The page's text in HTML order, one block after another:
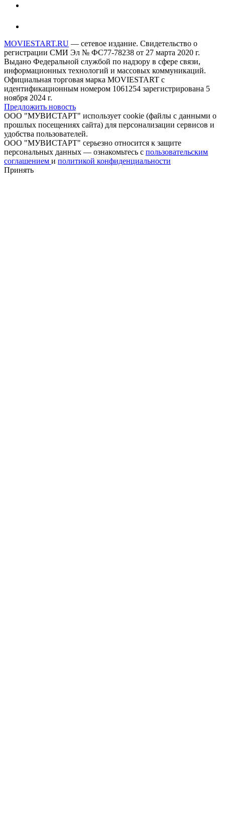
MOVIESTART.RU — сетевое издание. Свидетельство о
регистрации СМИ Эл № ФС77-78238 от 27 марта 2020 г.
Выдано Федеральной службой по надзору в сфере связи,
информационных технологий и массовых коммуникаций.
Официальная торговая марка MOVIESTART с
идентификационным номером 1061254 зарегистрирована 5
ноября 2024 г.
Предложить новость
ООО "МУВИСТАРТ" использует cookie (файлы с данными о
прошлых посещениях сайта) для персонализации сервисов и
удобства пользователей.
ООО "МУВИСТАРТ" серьезно относится к защите
персональных данных — ознакомьтесь с пользовательским
соглашением и политикой конфиденциальности
Принять